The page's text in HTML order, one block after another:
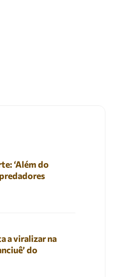
‘Além do
a viralizar na
do